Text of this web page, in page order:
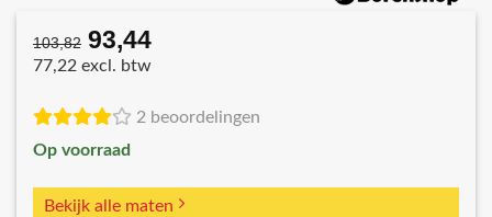
103,82 Oorspronkelijke
prijs
€103,82.
93,44Huidige
prijs
€93,44.
77,22 excl. btw
2 beoordelingen
Op voorraad
Bekijk alle maten